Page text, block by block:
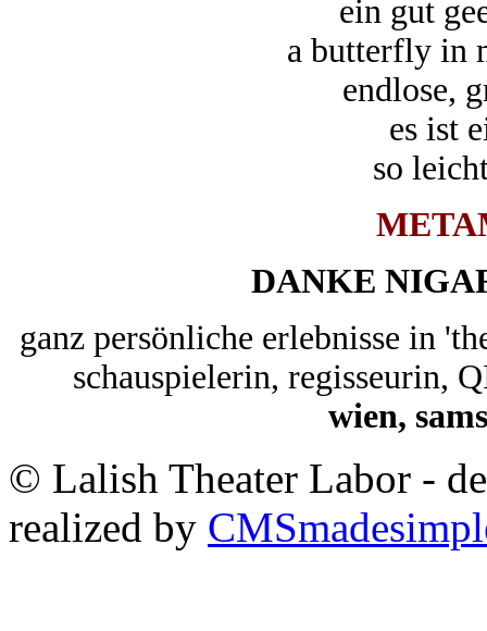
ein gut
a butterfly in
endlose,
es ist
so
DANKE
ganz persönliche erlebnisse in
schauspielerin, regisseurin,
wien,
© Lalish Theater Labor -
realized by